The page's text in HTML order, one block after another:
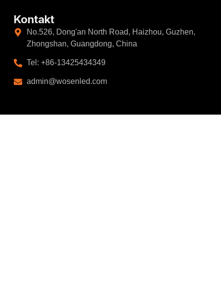
Kontakt
No.526, Dong'an North Road, Haizhou, Guzhen,
Zhongshan, Guangdong, China
Tel: +86-13425434349
admin@wosenled.com